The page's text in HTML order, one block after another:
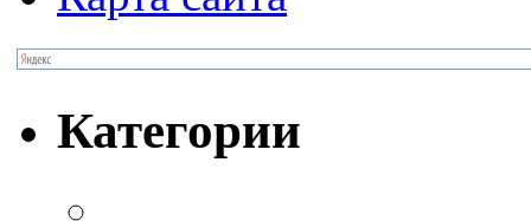
Категории